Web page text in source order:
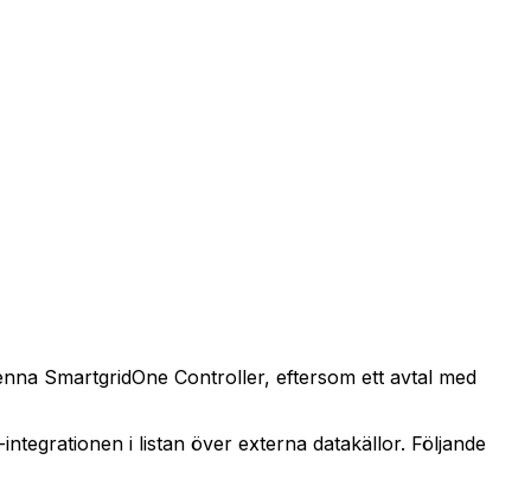
SmartgridOne Controller, eftersom ett avtal med
i listan över externa datakällor. Följande